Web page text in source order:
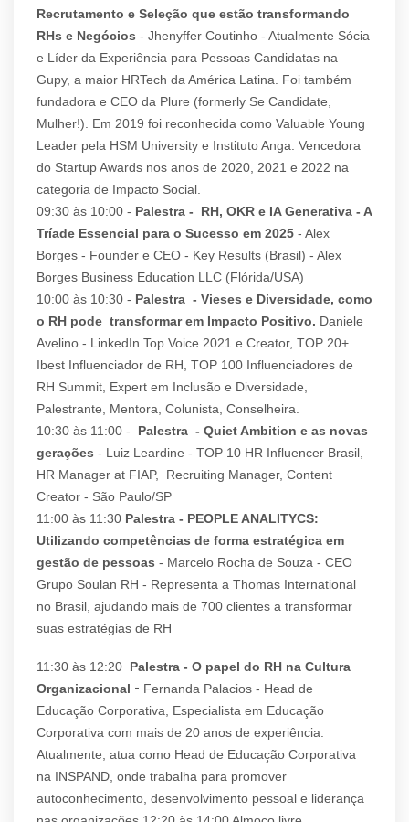
Recrutamento e Seleção que estão transformando
RHs e Negócios - Jhenyffer Coutinho - Atualmente Sócia
e Líder da Experiência para Pessoas Candidatas na
Gupy, a maior HRTech da América Latina. Foi também
fundadora e CEO da Plure (formerly Se Candidate,
Mulher!). Em 2019 foi reconhecida como Valuable Young
Leader pela HSM University e Instituto Anga. Vencedora
do Startup Awards nos anos de 2020, 2021 e 2022 na
categoria de Impacto Social.
09:30 às 10:00 - Palestra - RH, OKR e IA Generativa - A
Tríade Essencial para o Sucesso em 2025 - Alex
Borges - Founder e CEO - Key Results (Brasil) - Alex
Borges Business Education LLC (Flórida/USA)
10:00 às 10:30 - Palestra - Vieses e Diversidade, como
o RH pode transformar em Impacto Positivo. Daniele
Avelino - LinkedIn Top Voice 2021 e Creator, TOP 20+
Ibest Influenciador de RH, TOP 100 Influenciadores de
RH Summit, Expert em Inclusão e Diversidade,
Palestrante, Mentora, Colunista, Conselheira.
10:30 às 11:00 - Palestra - Quiet Ambition e as novas
gerações - Luiz Leardine - TOP 10 HR Influencer Brasil,
HR Manager at FIAP, Recruiting Manager, Content
Creator - São Paulo/SP
11:00 às 11:30 Palestra - PEOPLE ANALITYCS:
Utilizando competências de forma estratégica em
gestão de pessoas - Marcelo Rocha de Souza - CEO
Grupo Soulan RH - Representa a Thomas International
no Brasil, ajudando mais de 700 clientes a transformar
suas estratégias de RH
11:30 às 12:20 Palestra - O papel do RH na Cultura
Organizacional - Fernanda Palacios - Head de
Educação Corporativa, Especialista em Educação
Corporativa com mais de 20 anos de experiência.
Atualmente, atua como Head de Educação Corporativa
na INSPAND, onde trabalha para promover
autoconhecimento, desenvolvimento pessoal e liderança